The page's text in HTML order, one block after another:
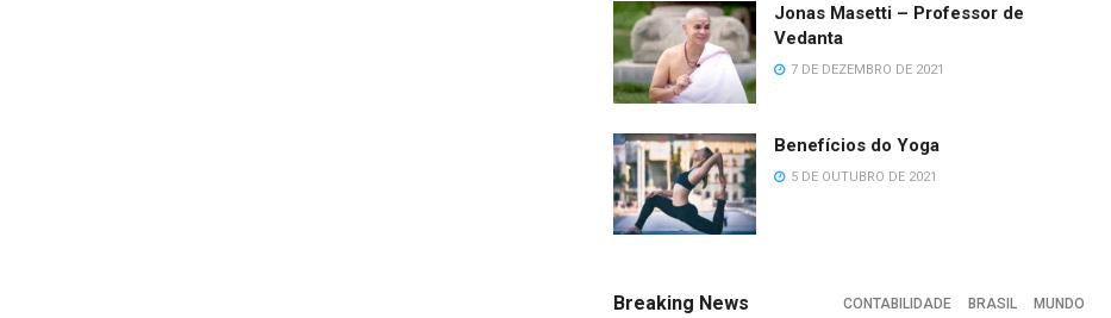
Jonas Masetti – Professor de
Vedanta
7 DE DEZEMBRO DE 2021
Benefícios do Yoga
5 DE OUTUBRO DE 2021
Breaking News CONTABILIDADE BRASIL MUNDO